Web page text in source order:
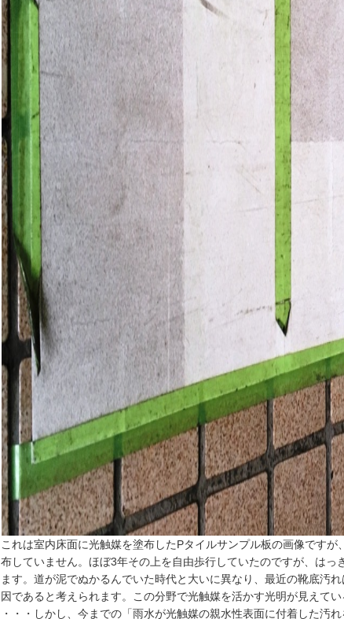
これは室内床面に光触媒を塗布したPタイルサンプル板の画像です
布していません。ほぼ3年その上を自由歩行していたのですが、はっ
ます。道が泥でぬかるんでいた時代と大いに異なり、最近の靴底汚
因であると考えられます。この分野で光触媒を活かす光明が見えてい
・・・しかし、今までの「雨水が光触媒の親水性表面に付着した汚